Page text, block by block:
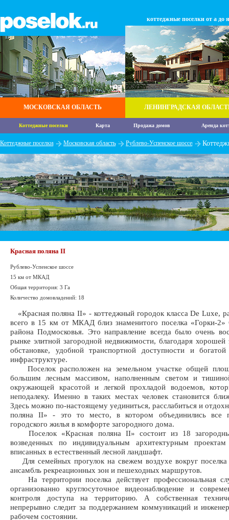
МОСКОВСКАЯ ОБЛАСТЬ
коттеджные поселки от а до я
ЛЕНИНГРАДСКАЯ
Коттеджные поселки Карта Продажа домов Аренда
Коттеджные поселки Московская область Рублево-Успенское шоссе
Красная поляна II
Рублево-Успенское шоссе
15 км от МКАД
Общая территория: 3 Га
Количество домовладений: 18
«Красная поляна II» - коттеджный городок класса De Luxe,
всего в 15 км от МКАД близ знаменитого поселка «Горки-2»
района Подмосковья. Это направление всегда было очень
рынке элитной загородной недвижимости, благодаря хорошей
обстановке, удобной транспортной доступности и
инфраструктуре.
Поселок расположен на земельном участке общей
большим лесным массивом, наполненным светом и
окружающей красотой и легкой прохладой водоемов,
неподалеку. Именно в таких местах человек становится
Здесь можно по-настоящему уединиться, расслабиться и
поляна II» - это то место, в котором объединились все
городского жилья в комфорте загородного дома.
Поселок «Красная поляна II» состоит из 18
возведенных по индивидуальным архитектурным
вписанных в естественный лесной ландшафт.
Для семейных прогулок на свежем воздухе вокруг поселка
ансамбль рекреационных зон и пешеходных маршрутов.
На территории поселка действует профессиональная
организованно круглосуточное видеонаблюдение и
контроля доступа на территорию. А собственная
непрерывно следит за поддержанием коммуникаций и
рабочем состоянии.